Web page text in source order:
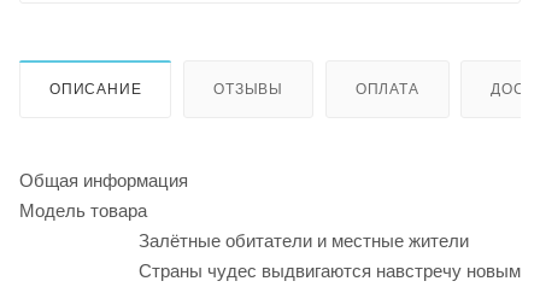
ОПИСАНИЕ ОТЗЫВЫ ОПЛАТА
Общая информация
Модель товара
Залётные обитатели и местные жители
Страны чудес выдвигаются навстречу новым